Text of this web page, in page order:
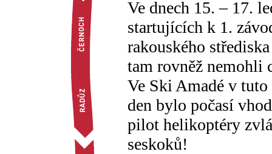
Ve dnech 15. – 17.
startujících k 1.
rakouského
tam rovněž nemohli
Ve Ski Amadé v
den bylo počasí
pilot helikoptéry
seskoků!